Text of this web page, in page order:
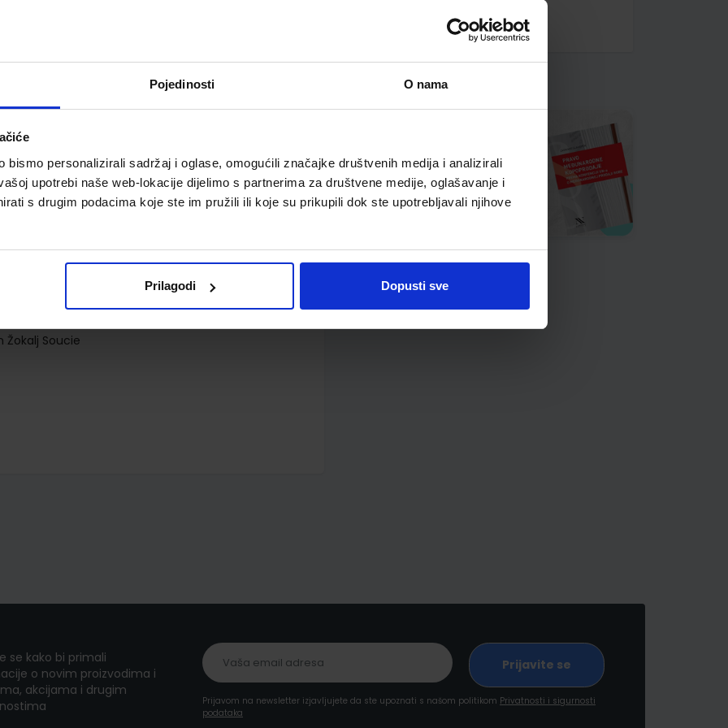
Pojedinosti O nama
bismo personalizirali sadržaj i oglase, omogućili značajke društvenih medija i analizirali
upotrebi naše web-lokacije dijelimo s partnerima za društvene medije, oglašavanje i
s drugim podacima koje ste im pružili ili koje su prikupili dok ste upotrebljavali njihove
Prilagodi Dopusti sve
(za učenike kojima je određen primjereni
Žokalj Soucie
se kako bi primali
o novim proizvodima i
akcijama i drugim
Prijavom na newsletter izjavljujete da ste upoznati s našom politikom Privatnosti i sigurnosti
podataka